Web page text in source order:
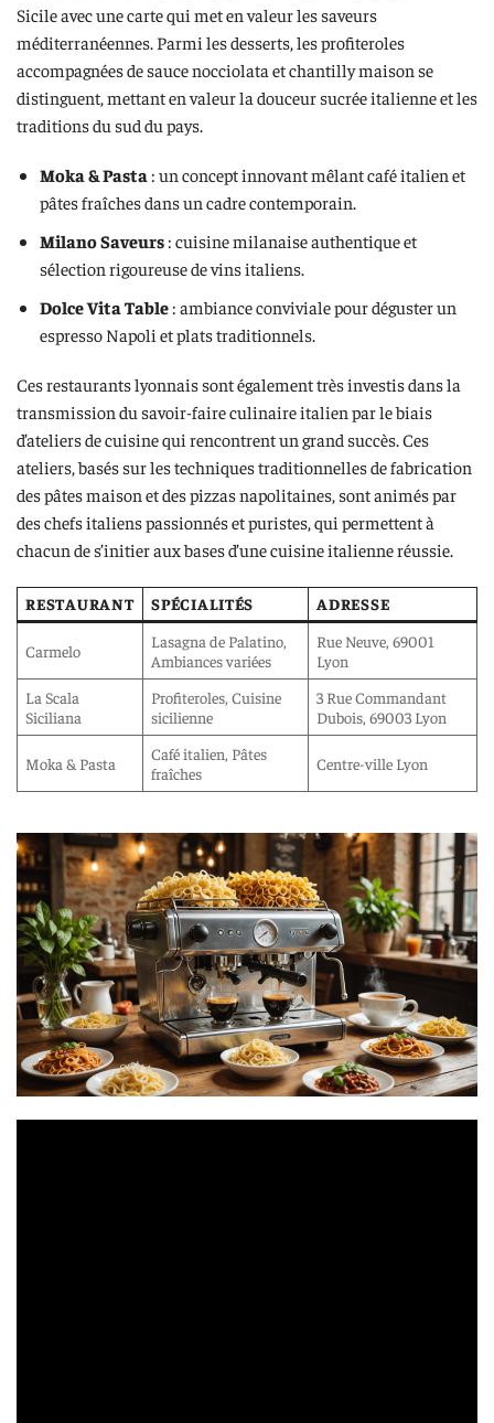
Sicile avec une carte qui met en valeur les saveurs
méditerranéennes. Parmi les desserts, les profiteroles
accompagnées de sauce nocciolata et chantilly maison se
distinguent, mettant en valeur la douceur sucrée italienne et les
traditions du sud du pays.
Moka & Pasta : un concept innovant mêlant café italien et
pâtes fraîches dans un cadre contemporain.
Milano Saveurs: cuisine milanaise authentique et
sélection rigoureuse de vins italiens.
Dolce Vita Table: ambiance conviviale pour déguster un
espresso Napoli et plats traditionnels.
Ces restaurants lyonnais sont également très investis dans la
transmission du savoir-faire culinaire italien par le biais
d’ateliers de cuisine qui rencontrent un grand succès. Ces
ateliers, basés sur les techniques traditionnelles de fabrication
des pâtes maison et des pizzas napolitaines, sont animés par
des chefs italiens passionnés et puristes, qui permettent à
chacun de s’initier aux bases d’une cuisine italienne réussie.
RESTAURANT SPÉCIALITÉS ADRESSE
Carmelo
Lasagna de Palatino,
Ambiances variées
Rue Neuve, 69001
Lyon
La Scala
Siciliana
Profiteroles, Cuisine
sicilienne
3 Rue Commandant
Dubois, 69003 Lyon
Moka & Pasta
Café italien, Pâtes
fraîches
Centre-ville Lyon